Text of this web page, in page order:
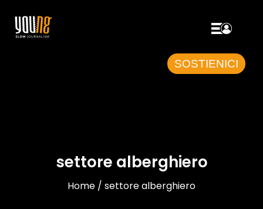
SOSTIENICI
settore alberghiero
Home / settore alberghiero